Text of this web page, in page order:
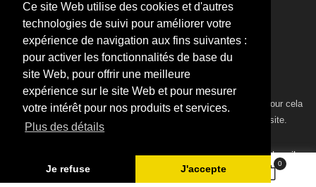
Ce site Web utilise des cookies et d'autres
technologies de suivi pour améliorer votre
expérience de navigation aux fins suivantes :
pour activer les fonctionnalités de base du
site Web, pour offrir une meilleure
expérience sur le site Web et pour mesurer
votre intérêt pour nos produits et services.
Plus des détails
Je refuse J'accepte 0
00 33 4 68 20 37 15
00 33 4 68 20 37 63
postbox@valandre.com
NEWSLETTER
Vous pouvez vous désinscrire à tout moment. Vous trouverez pour cela
nos informations de contact dans les conditions d'utilisation du site.
Subscribe